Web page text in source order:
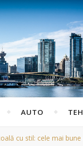
AUTO
cu stil: cele mai